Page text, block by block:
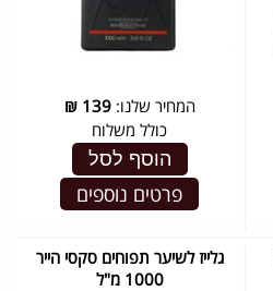
המחיר שלנו:139
₪
כולל משלוח
הוסף לסל
פרטים נוספים
גלייז לשיער תפוחים סקסי הייר
1000 מ"ל